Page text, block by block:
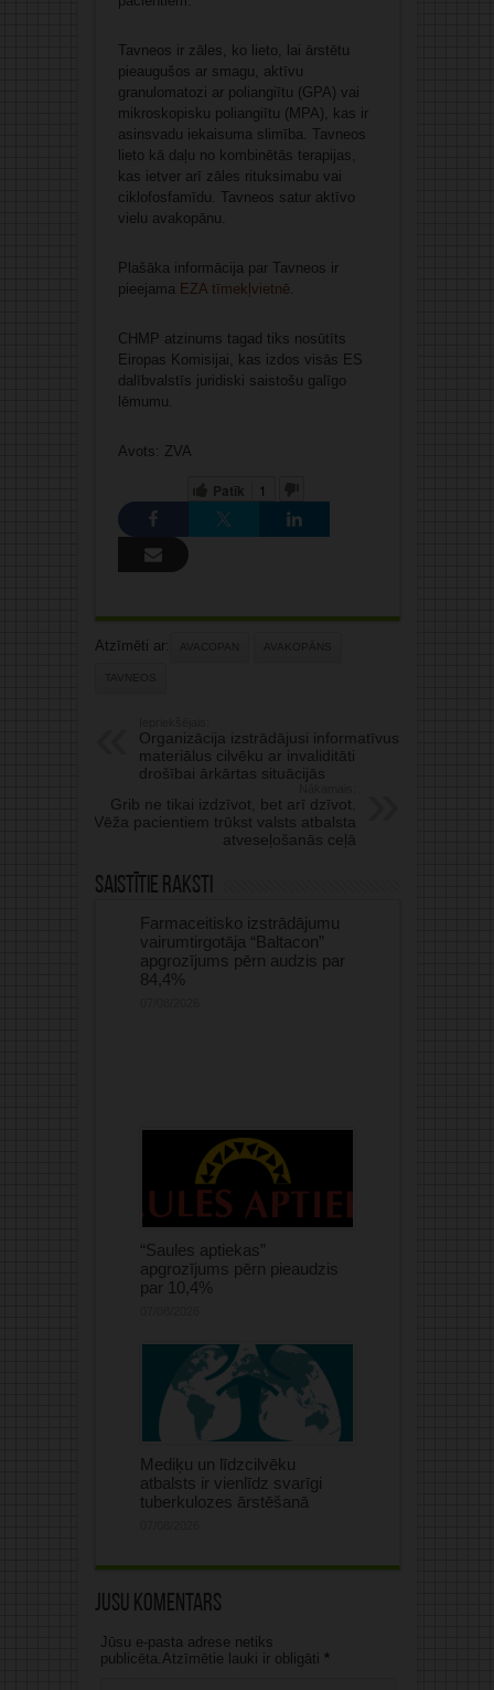
Tavneos ir zāles, ko lieto, lai ārstētu
pieaugušos ar smagu, aktīvu
granulomatozi ar poliangiītu (GPA) vai
mikroskopisku poliangiītu (MPA), kas ir
asinsvadu iekaisuma slimība. Tavneos
lieto kā daļu no kombinētās terapijas,
kas ietver arī zāles rituksimabu vai
ciklofosfamīdu. Tavneos satur aktīvo
vielu avakopānu.
Plašāka informācija par Tavneos ir
pieejama EZA tīmekļvietnē
CHMP atzinums tagad tiks nosūtīts
Eiropas Komisijai, kas izdos visās ES
dalībvalstīs juridiski saistošu galīgo
lēmumu.
Avots: ZVA
Patīk 1
Atzīmēti ar: AVACOPAN AVAKOPĀNS
TAVNEOS
Organizācija izstrādājusi informatīvus
materiālus cilvēku ar invaliditāti
drošībai ārkārtas situācijās
Grib ne tikai izdzīvot, bet arī dzīvot.
Vēža pacientiem trūkst valsts atbalsta
atveseļošanās ceļā
Saistītie raksti
Farmaceitisko izstrādājumu
vairumtirgotāja “Baltacon”
apgrozījums pērn audzis par
84,4%
“Saules aptiekas”
apgrozījums pērn pieaudzis
par 10,4%
Mediķu un līdzcilvēku
atbalsts ir vienlīdz svarīgi
tuberkulozes ārstēšanā
Jūsu komentārs
Jūsu e-pasta adrese netiks
publicēta.Atzīmētie lauki ir obligāti *